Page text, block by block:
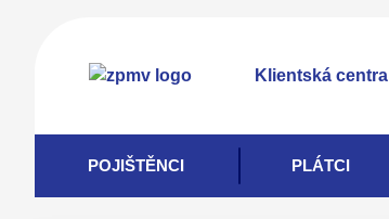
Klientská centra
POJIŠTĚNCI PLÁTCI